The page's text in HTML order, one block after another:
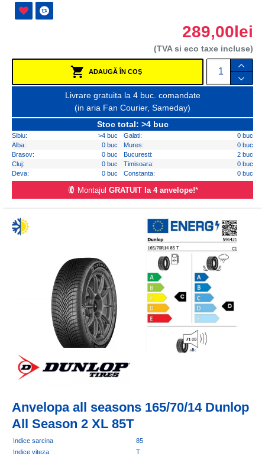
289,00lei
(TVA si eco taxe incluse)
ADAUGĂ ÎN COŞ
Livrare gratuita la 4 buc. comandate
(in aria Fan Courier, Sameday)
Stoc total: >4 buc
Sibiu: >4 buc Galati:
0 buc
Alba:
0 buc Mures:
0 buc
Brasov:
0 buc Bucuresti:
2 buc
Cluj:
0 buc Timisoara:
0 buc
Deva:
0 buc Constanta: 0 buc
Montajul GRATUIT la 4 anvelope!*
Anvelopa all seasons 165/70/14 Dunlop
All Season 2 XL 85T
Indice sarcina
85
Indice viteza
T